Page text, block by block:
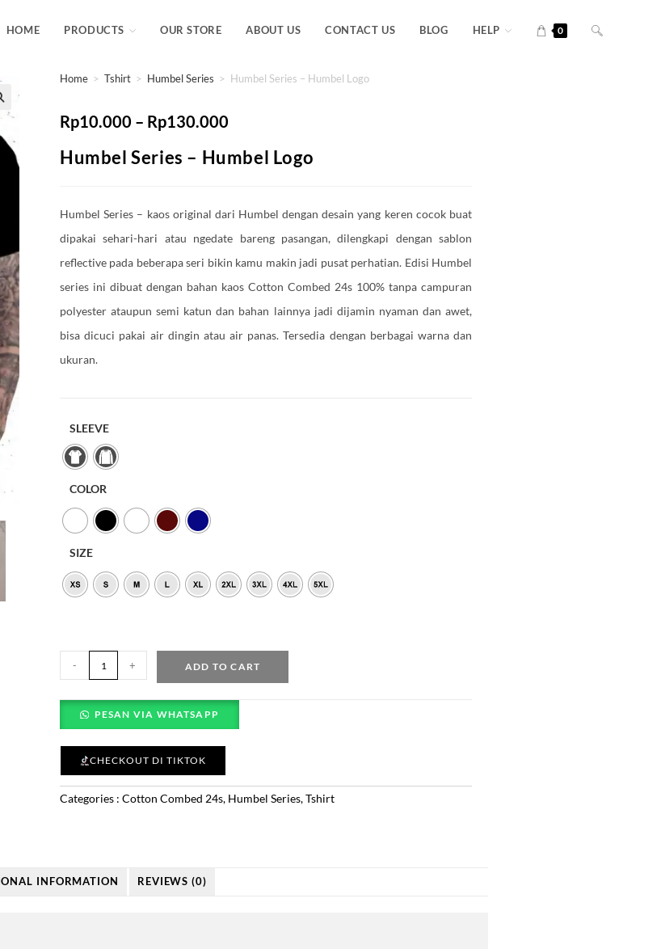
HOME PRODUCTS OUR STORE ABOUT US CONTACT US BLOG HELP 0
Home > Tshirt > Humbel Series > Humbel Series – Humbel Logo
Rp10.000 – Rp130.000
Humbel Series – Humbel Logo
Humbel Series – kaos original dari Humbel dengan desain yang keren cocok buat
dipakai sehari-hari atau ngedate bareng pasangan, dilengkapi dengan sablon
reflective pada beberapa seri bikin kamu makin jadi pusat perhatian. Edisi Humbel
series ini dibuat dengan bahan kaos Cotton Combed 24s 100% tanpa campuran
polyester ataupun semi katun dan bahan lainnya jadi dijamin nyaman dan awet,
bisa dicuci pakai air dingin atau air panas. Tersedia dengan berbagai warna dan
ukuran.
SLEEVE
COLOR
SIZE
- + ADD TO CART
PESAN VIA WHATSAPP
CHECKOUT DI TIKTOK
Categories : Cotton Combed 24s, Humbel Series,Tshirt
INFORMATION REVIEWS (0)